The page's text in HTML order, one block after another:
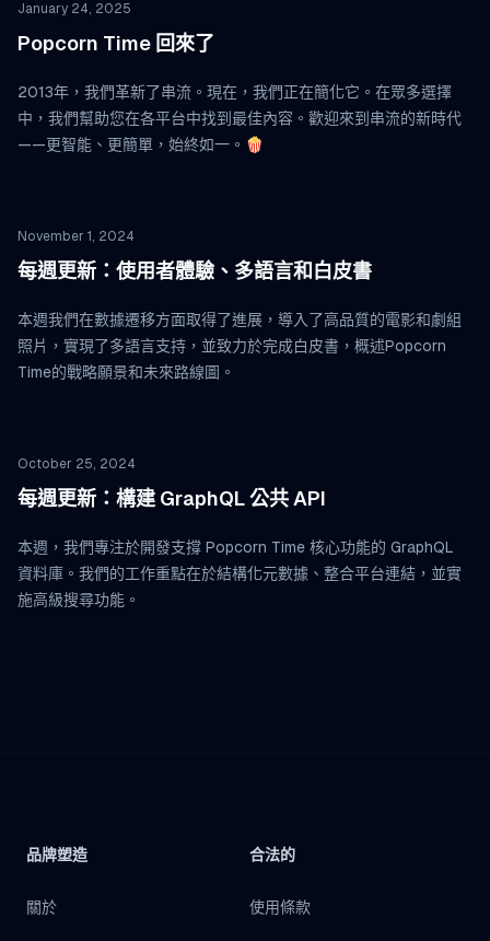
January 24, 2025
Popcorn Time 回來了
2013年，我們革新了串流。現在，我們正在簡化它。在眾多選擇
中，我們幫助您在各平台中找到最佳內容。歡迎來到串流的新時代
——更智能、更簡單，始終如一。🍿
November 1, 2024
每週更新：使用者體驗、多語言和白皮書
本週我們在數據遷移方面取得了進展，導入了高品質的電影和劇組
照片，實現了多語言支持，並致力於完成白皮書，概述Popcorn
Time的戰略願景和未來路線圖。
October 25, 2024
每週更新：構建 GraphQL 公共 API
本週，我們專注於開發支撐 Popcorn Time 核心功能的 GraphQL
資料庫。我們的工作重點在於結構化元數據、整合平台連結，並實
施高級搜尋功能。
品牌塑造
關於
合法的
使用條款